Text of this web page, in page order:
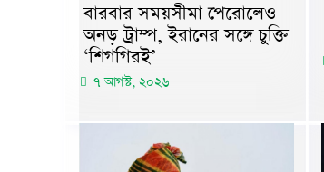
বারবার সময়সীমা পেরোলেও
অনড় ট্রাম্প, ইরানের সঙ্গে চুক্তি
‘শিগগিরই’
৭ আগস্ট, ২০২৬